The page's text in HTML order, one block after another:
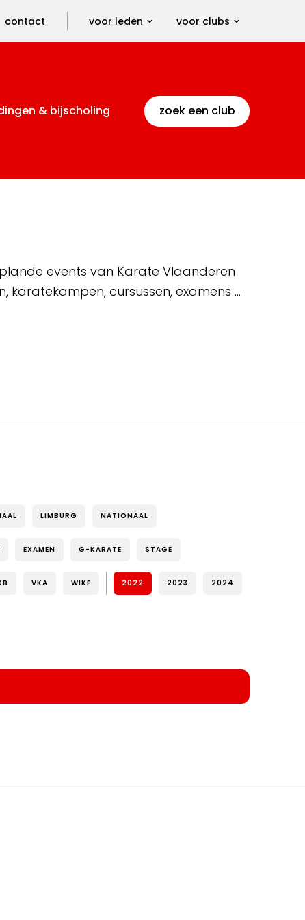
contact voor leden voor clubs
& bijscholing zoek een club
events van Karate Vlaanderen
cursussen, examens …
LIMBURG NATIONAAL
EXAMEN G-KARATE STAGE
VKA WIKF 2022 2023 2024